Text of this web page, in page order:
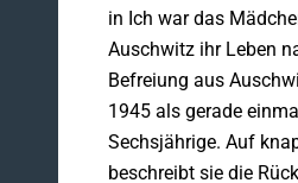
in Ich war das
Auschwitz ihr Leben
Befreiung aus
1945 als gerade
Sechsjährige. Auf
beschreibt sie die